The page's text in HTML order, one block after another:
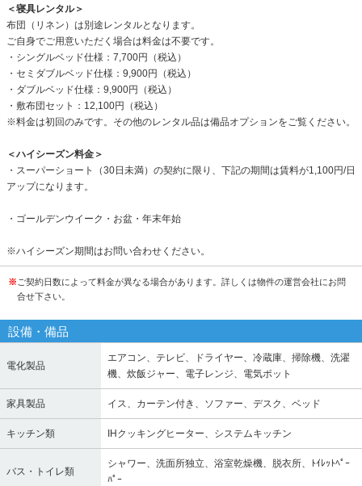
＜寝具レンタル＞
布団（リネン）は別途レンタルとなります。
ご自身でご用意いただく場合は料金は不要です。
・シングルベッド仕様：7,700円（税込）
・セミダブルベッド仕様：9,900円（税込）
・ダブルベッド仕様：9,900円（税込）
・敷布団セット：12,100円（税込）
※料金は初回のみです。その他のレンタル品は備品オプションをご覧ください。
＜ハイシーズン料金＞
・スーパーショート（30日未満）の契約に限り、下記の期間は賃料が1,100円/日
アップになります。
・ゴールデンウイーク・お盆・年末年始
※ハイシーズン期間はお問い合わせください。
※ ご契約日数によって料金が異なる場合があります。詳しくは物件の運営会社にお問
合せ下さい。
設備・備品
電化製品
エアコン、テレビ、ドライヤー、冷蔵庫、掃除機、洗濯
機、炊飯ジャー、電子レンジ、電気ポット
家具製品 イス、カーテン付き、ソファー、デスク、ベッド
キッチン類 IHクッキングヒーター、システムキッチン
バス・トイレ類
シャワー、洗面所独立、浴室乾燥機、脱衣所、ﾄｲﾚｯﾄﾍﾟｰ
ﾊﾟｰ